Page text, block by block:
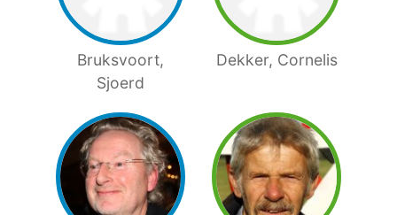
Bruksvoort,
Sjoerd
Dekker, Cornelis